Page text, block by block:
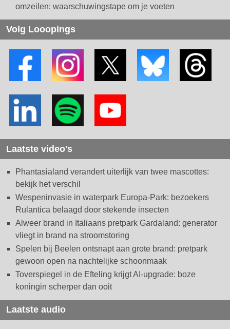
omzeilen: waarschuwingstape om je voeten
Volg Looopings
Laatste video's
Phantasialand verandert uiterlijk van twee mascottes:
bekijk het verschil
Wespeninvasie in waterpark Europa-Park: bezoekers
Rulantica belaagd door stekende insecten
Alweer brand in Italiaans pretpark Gardaland: generator
vliegt in brand na stroomstoring
Spelen bij Beelen ontsnapt aan grote brand: pretpark
gewoon open na nachtelijke schoonmaak
Toverspiegel in de Efteling krijgt AI-upgrade: boze
koningin scherper dan ooit
Laatste audio